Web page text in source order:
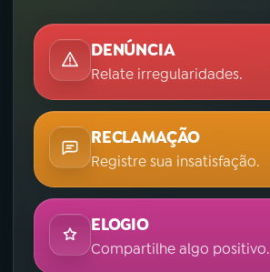
DENÚNCIA
Relate irregularidades.
RECLAMAÇÃO
Registre sua insatisfação.
ELOGIO
Compartilhe algo positivo.